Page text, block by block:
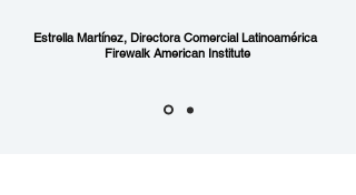
Estrella Martínez, Directora Comercial Latinoamérica
Firewalk American Institute